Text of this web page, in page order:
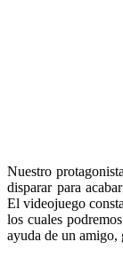
Nuestro
disparar para
El videojuego
los cuales
ayuda de un amigo,